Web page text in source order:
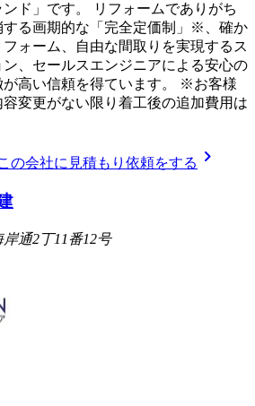
ド」です。 リフォームでありがち
する画期的な「完全定価制」※、確か
ォーム、自由な間取りを実現するス
、セールスエンジニアによる安心の
高い信頼を得ています。 ※お客様
変更がない限り着工後の追加費用は
の会社に見積もり依頼をする chevron_right
通2丁11番12号